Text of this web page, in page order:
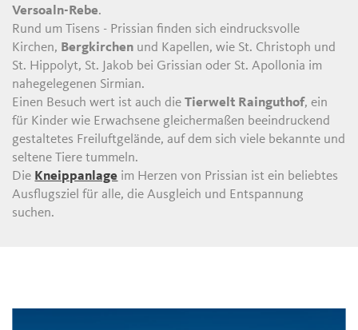
Versoaln-Rebe.
Rund um Tisens - Prissian finden sich eindrucksvolle
Kirchen, Bergkirchen und Kapellen, wie St. Christoph und
St. Hippolyt, St. Jakob bei Grissian oder St. Apollonia im
nahegelegenen Sirmian.
Einen Besuch wert ist auch dieTierwelt Rainguthof, ein
für Kinder wie Erwachsene gleichermaßen beeindruckend
gestaltetes Freiluftgelände, auf dem sich viele bekannte und
seltene Tiere tummeln.
Die Kneippanlage im Herzen von Prissian ist ein beliebtes
Ausflugsziel für alle, die Ausgleich und Entspannung
suchen.